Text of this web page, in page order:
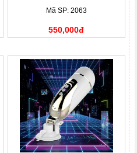
Mã SP: 2063
550,000đ